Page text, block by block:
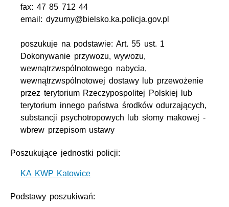
fax: 47 85 712 44
email: dyzurny@bielsko.ka.policja.gov.pl
poszukuje na podstawie: Art. 55 ust. 1
Dokonywanie przywozu, wywozu,
wewnątrzwspólnotowego nabycia,
wewnątrzwspólnotowej dostawy lub przewożenie
przez terytorium Rzeczypospolitej Polskiej lub
terytorium innego państwa środków odurzających,
substancji psychotropowych lub słomy makowej -
wbrew przepisom ustawy
Poszukujące jednostki policji:
KA KWP Katowice
Podstawy poszukiwań: